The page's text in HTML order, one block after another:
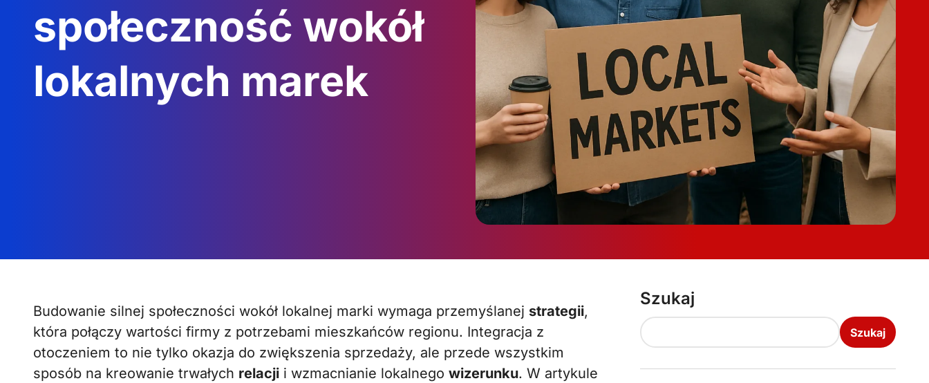
społeczność wokół
lokalnych marek
Budowanie silnej społeczności wokół lokalnej marki wymaga przemyślanej strategii,
która połączy wartości firmy z potrzebami mieszkańców regionu. Integracja z
otoczeniem to nie tylko okazja do zwiększenia sprzedaży, ale przede wszystkim
sposób na kreowanie trwałych relacji i wzmacnianie lokalnego wizerunku. W artykule
Szukaj
Szukaj